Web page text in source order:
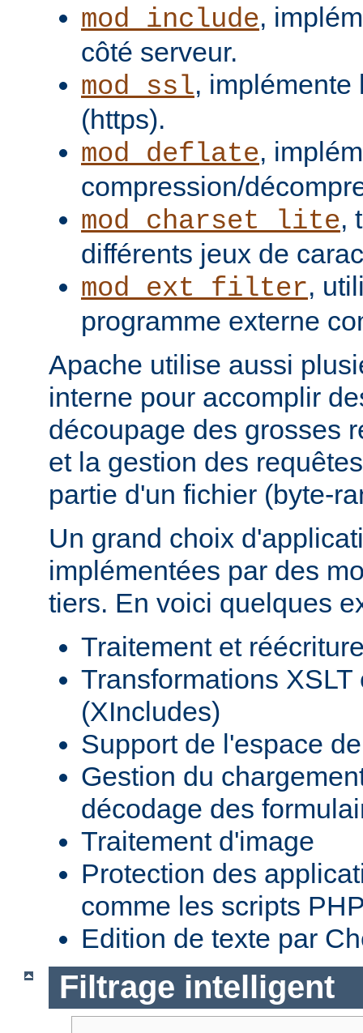
mod_include,
côté serveur.
mod_ssl, implémente
(https).
mod_deflate,
compression/
mod_charset_lite,
différents jeux de
mod_ext_filter,
programme externe
Apache utilise aussi
interne pour accomplir
découpage des grosses
et la gestion des
partie d'un fichier (byte-
Un grand choix
implémentées par des
tiers. En voici quelques
Traitement et
Transformations
(XIncludes)
Support de l'espace
Gestion du
décodage des
Traitement d'image
Protection des
comme les scripts
Edition de texte par
Filtrage intelligent